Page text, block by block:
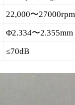
22,000〜27000rpm
Φ2.334〜2.355mm
≤70dB